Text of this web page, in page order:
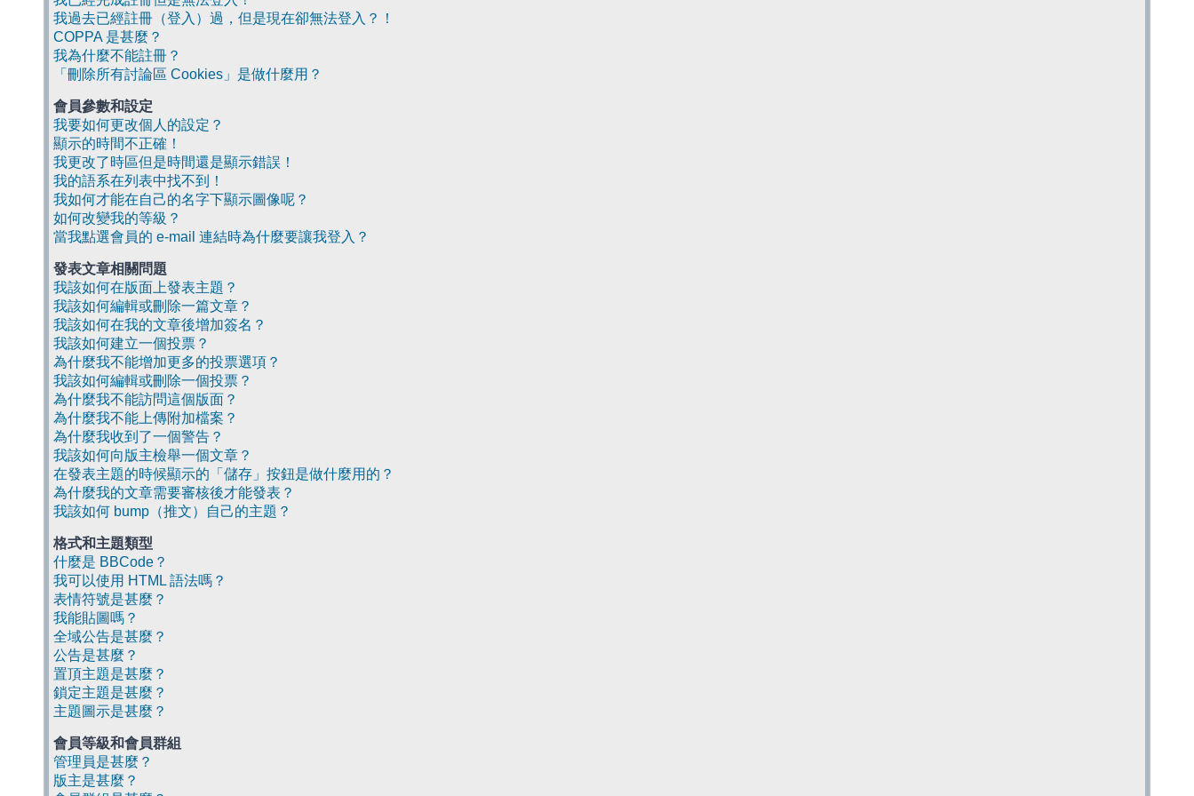
我過去已經註冊（登入）過，但是現在卻無法登入？！
COPPA 是甚麼？
我為什麼不能註冊？
「刪除所有討論區 Cookies」是做什麼用？
會員參數和設定
我要如何更改個人的設定？
顯示的時間不正確！
我更改了時區但是時間還是顯示錯誤！
我的語系在列表中找不到！
我如何才能在自己的名字下顯示圖像呢？
如何改變我的等級？
當我點選會員的 e-mail 連結時為什麼要讓我登入？
發表文章相關問題
我該如何在版面上發表主題？
我該如何編輯或刪除一篇文章？
我該如何在我的文章後增加簽名？
我該如何建立一個投票？
為什麼我不能增加更多的投票選項？
我該如何編輯或刪除一個投票？
為什麼我不能訪問這個版面？
為什麼我不能上傳附加檔案？
為什麼我收到了一個警告？
我該如何向版主檢舉一個文章？
在發表主題的時候顯示的「儲存」按鈕是做什麼用的？
為什麼我的文章需要審核後才能發表？
我該如何 bump（推文）自己的主題？
格式和主題類型
什麼是 BBCode？
我可以使用 HTML 語法嗎？
表情符號是甚麼？
我能貼圖嗎？
全域公告是甚麼？
公告是甚麼？
置頂主題是甚麼？
鎖定主題是甚麼？
主題圖示是甚麼？
會員等級和會員群組
管理員是甚麼？
版主是甚麼？